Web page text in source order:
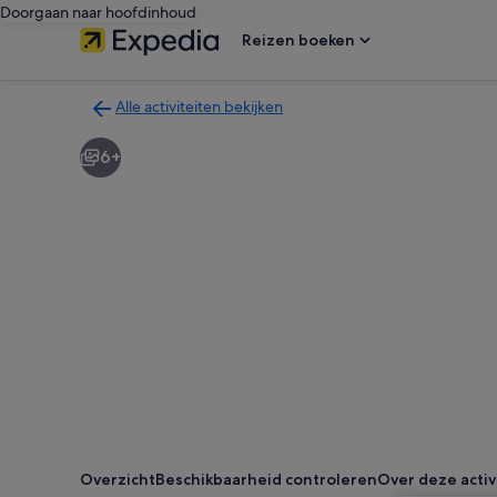
Doorgaan naar hoofdinhoud
Reizen boeken
Alle activiteiten bekijken
naar
de
6+
OverzichtBeschikbaarheid controlerenOver deze